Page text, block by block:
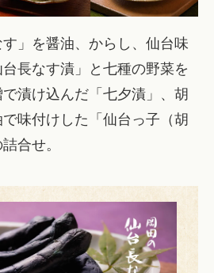
」を醤油、からし、仙台味
長なす漬」と七種の野菜を
漬け込んだ「七夕漬」、胡
味付けした「仙台っ子（胡
合せ。